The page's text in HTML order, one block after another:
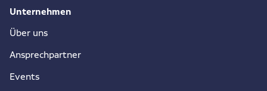
Unternehmen
Über uns
Ansprechpartner
Events